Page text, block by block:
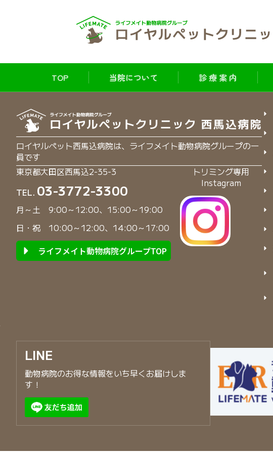
TOP 当院について 診 療 案 内
ロイヤルペット西馬込病院は、ライフメイト動物病院グループの一
員です
東京都大田区西馬込2-35-3
TEL. 03-3772-3300
月～土 9:00～12:00、15:00～19:00
日・祝 10:00～12:00、14:00～17:00
ライフメイト動物病院グループTOP
トリミング専用
Instagram
LINE
動物病院のお得な情報をいち早くお届けしま
す！